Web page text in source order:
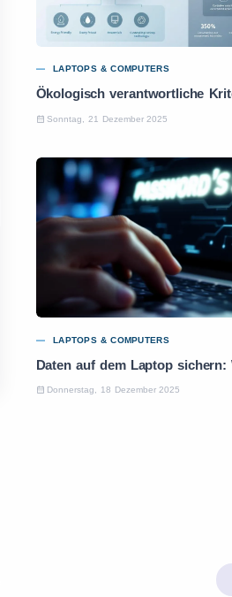
LAPTOPS & COMPUTERS
Sonntag, 21 Dezember 2025
LAPTOPS & COMPUTERS
Donnerstag, 18 Dezember 2025